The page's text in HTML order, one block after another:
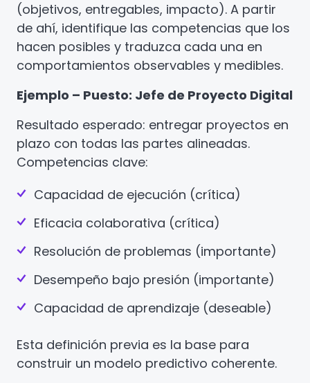
(objetivos, entregables, impacto). A partir
de ahí, identifique las competencias que los
hacen posibles y traduzca cada una en
comportamientos observables y medibles.
Ejemplo – Puesto: Jefe de Proyecto Digital
Resultado esperado: entregar proyectos en
plazo con todas las partes alineadas.
Competencias clave:
Capacidad de ejecución (crítica)
Eficacia colaborativa (crítica)
Resolución de problemas (importante)
Desempeño bajo presión (importante)
Capacidad de aprendizaje (deseable)
Esta definición previa es la base para
construir un modelo predictivo coherente.